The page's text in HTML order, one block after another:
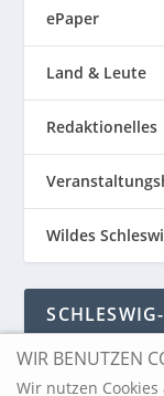
ePaper
Land & Leute
Redaktionelles
Wildes
Schleswig-
WIR BENUTZEN
Wir nutzen